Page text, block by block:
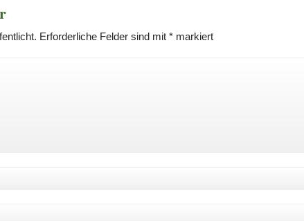
Erforderliche Felder sind mit * markiert